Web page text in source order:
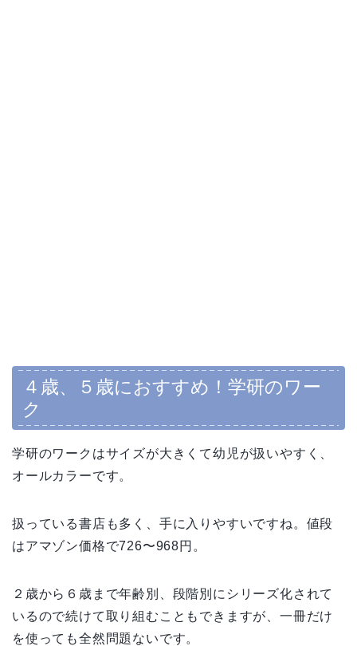
４歳、５歳におすすめ！学研のワー
ク
学研のワークはサイズが大きくて幼児が扱いやすく、
オールカラーです。
扱っている書店も多く、手に入りやすいですね。 値段
はアマゾン価格で726〜968円。
２歳から６歳まで年齢別、段階別にシリーズ化されて
いるので続けて取り組むこともできますが、一冊だけ
を使っても全然問題ないです。